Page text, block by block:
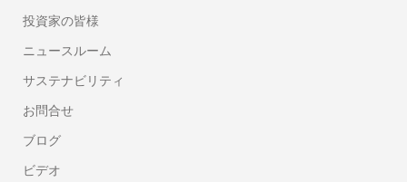
投資家の皆様
ニュースルーム
サステナビリティ
お問合せ
ブログ
ビデオ